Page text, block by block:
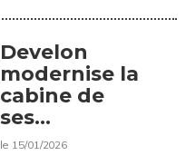
Develon
modernise la
cabine de
ses
tombereaux
le 15/01/2026